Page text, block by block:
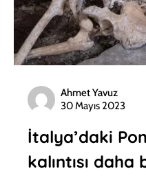
Ahmet Yavuz
30 Mayıs 2023
İtalya’daki
kalıntısı daha